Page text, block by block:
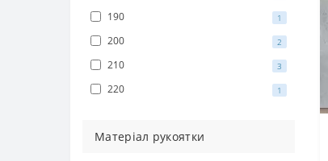
190 1
200 2
210 3
220 1
Матеріал рукоятки